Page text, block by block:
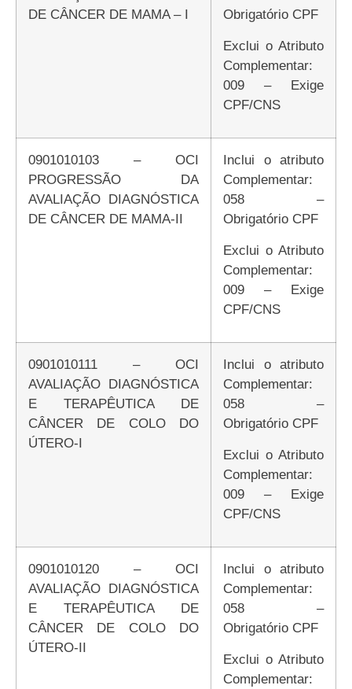
DE CÂNCER DE MAMA – I
Obrigatório CPF
Exclui o Atributo
Complementar:
009 – Exige
CPF/CNS
0901010103 – OCI
PROGRESSÃO DA
AVALIAÇÃO DIAGNÓSTICA
DE CÂNCER DE MAMA-II
Inclui o atributo
Complementar:
058 –
Obrigatório CPF
Exclui o Atributo
Complementar:
009 – Exige
CPF/CNS
0901010111 – OCI
AVALIAÇÃO DIAGNÓSTICA
E TERAPÊUTICA DE
CÂNCER DE COLO DO
ÚTERO-I
Inclui o atributo
Complementar:
058 –
Obrigatório CPF
Exclui o Atributo
Complementar:
009 – Exige
CPF/CNS
0901010120 – OCI
AVALIAÇÃO DIAGNÓSTICA
E TERAPÊUTICA DE
CÂNCER DE COLO DO
ÚTERO-II
Inclui o atributo
Complementar:
058 –
Obrigatório CPF
Exclui o Atributo
Complementar: